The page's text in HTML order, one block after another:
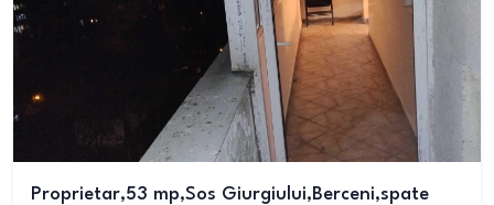
Proprietar,53 mp,Sos Giurgiului,Berceni,spate